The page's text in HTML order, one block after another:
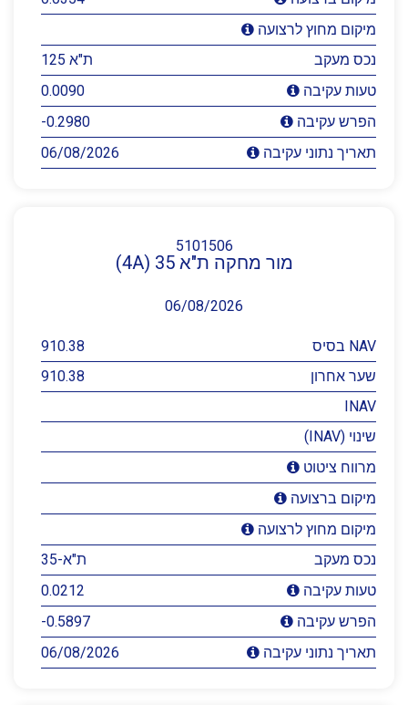
מיקום מחוץ לרצועה
נכס מעקב
ת"א 125
טעות עקיבה
0.0090
הפרש עקיבה
-0.2980
תאריך נתוני עקיבה
06/08/2026
5101506
מור מחקה ת"א 35 (4A)
06/08/2026
NAV בסיס
910.38
שער אחרון
910.38
INAV
שינוי (INAV)
מרווח ציטוט
מיקום ברצועה
מיקום מחוץ לרצועה
נכס מעקב
ת"א-35
טעות עקיבה
0.0212
הפרש עקיבה
-0.5897
תאריך נתוני עקיבה
06/08/2026